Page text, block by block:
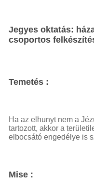
Jegyes oktatás:
csoportos
Temetés :
Ha az elhunyt nem a
tartozott, akkor a
elbocsátó engedélye is
Mise :